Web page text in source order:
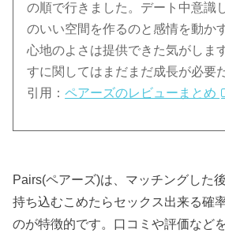
の順で行きました。デート中意識
のいい空間を作るのと感情を動か
心地のよさは提供できた気がしま
すに関してはまだまだ成長が必要
引用：ペアーズのレビューまとめ
Pairs(ペアーズ)は、マッチングした
持ち込むこめたらセックス出来る確
のが特徴的です。口コミや評価など